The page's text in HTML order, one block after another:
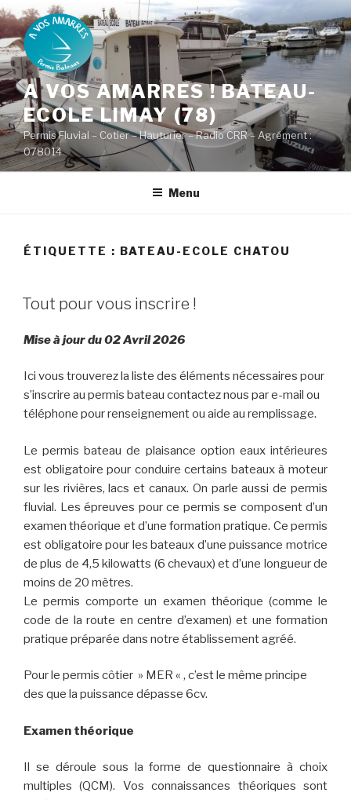
Aller
au
contenu
principal
A VOS AMARRES ! BATEAU-
ECOLE LIMAY (78)
Permis Fluvial – Cotier – Hauturier – Radio CRR – Agrément :
078014
Menu
ÉTIQUETTE : BATEAU-ECOLE CHATOU
PUBLIÉ
LE
Tout pour vous inscrire !
Mise à jour du 02 Avril 2026
Ici vous trouverez la liste des éléments nécessaires pour
s’inscrire au permis bateau contactez nous par e-mail ou
téléphone pour renseignement ou aide au remplissage.
Le permis bateau de plaisance option eaux intérieures
est obligatoire pour conduire certains bateaux à moteur
sur les rivières, lacs et canaux. On parle aussi de permis
fluvial. Les épreuves pour ce permis se composent d’un
examen théorique et d’une formation pratique. Ce permis
est obligatoire pour les bateaux d’une puissance motrice
de plus de 4,5 kilowatts (6 chevaux) et d’une longueur de
moins de 20 mètres.
Le permis comporte un examen théorique (comme le
code de la route en centre d’examen) et une formation
pratique préparée dans notre établissement agréé.
Pour le permis côtier » MER « , c’est le même principe
des que la puissance dépasse 6cv.
Examen théorique
Il se déroule sous la forme de questionnaire à choix
multiples (QCM). Vos connaissances théoriques sont